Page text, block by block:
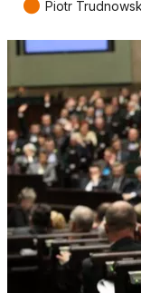
● Piotr